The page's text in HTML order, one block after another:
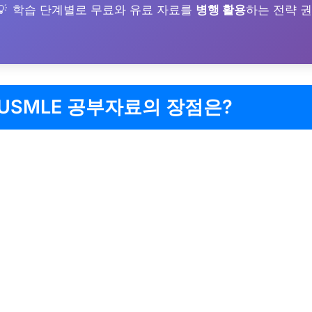
학습 단계별로 무료와 유료 자료를 병행 활용하는 전략
공부자료의 장점은?